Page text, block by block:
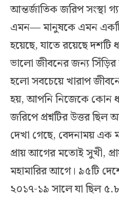
আন্তর্জাতিক জরিপ সংস্থা
এমন— মানুষকে এমন
হয়েছে, যাতে রয়েছে দশটি
ভালো জীবনের জন্য সিঁড়ির
হলো সবচেয়ে খারাপ
হয়, আপনি নিজেকে কোন
জরিপে প্রশ্নটির উত্তর
দেখা গেছে, বেদনাময় এক
প্রায় আগের মতোই সুখী,
মহামারির আগে। ৯৫টি
২০১৭-১৯ সালে যা ছিল